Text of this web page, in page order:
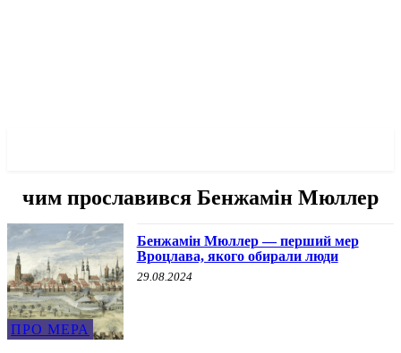
чим прославився Бенжамін Мюллер
ПРО МЕРА
Бенжамін Мюллер — перший мер
Вроцлава, якого обирали люди
29.08.2024